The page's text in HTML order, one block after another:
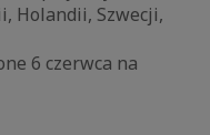
Holandii, Szwecji,
6 czerwca na